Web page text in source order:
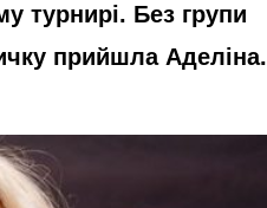
турнирі. Без групи
прийшла Аделіна.